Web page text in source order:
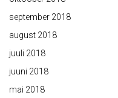
september 2018
august 2018
juuli 2018
juuni 2018
mai 2018